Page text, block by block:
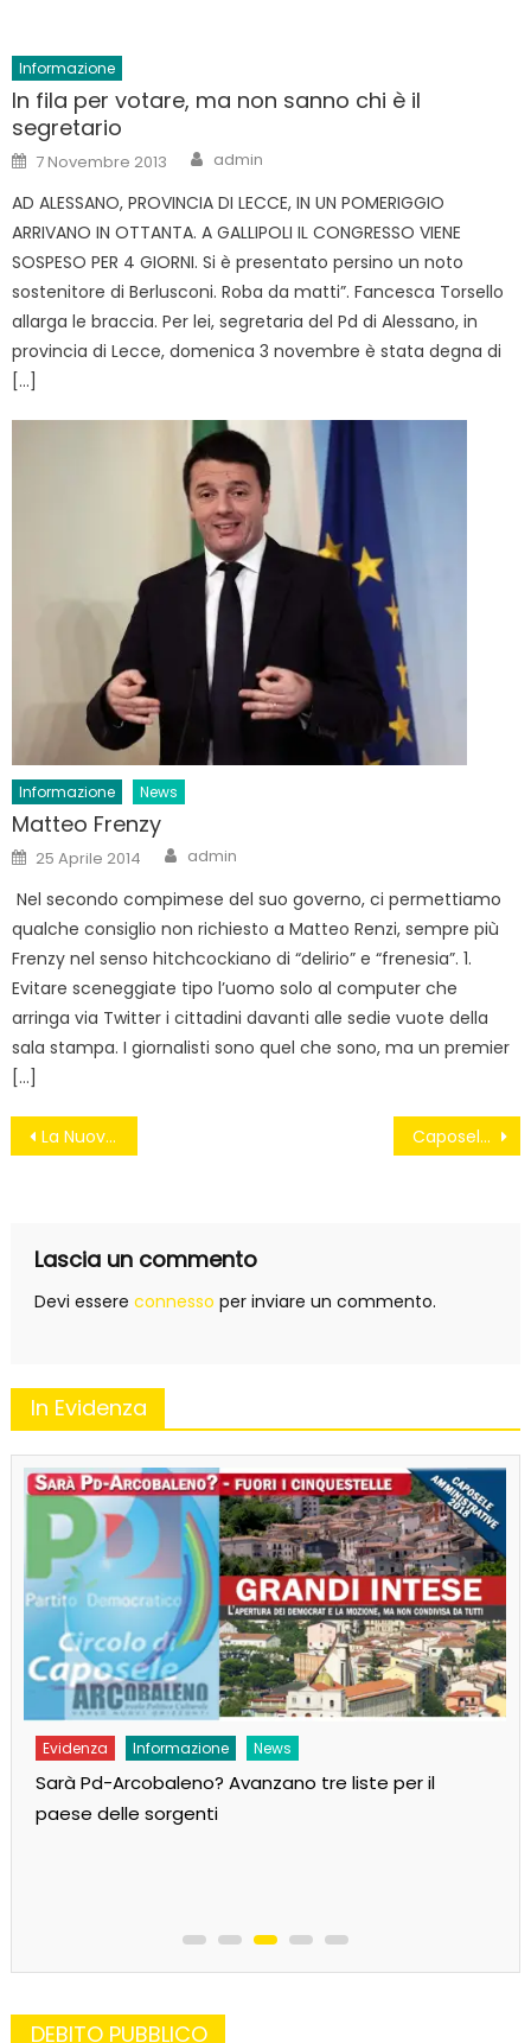
Informazione
In fila per votare, ma non sanno chi è il
segretario
Posted
on
7 Novembre 2013 Author
admin
AD ALESSANO, PROVINCIA DI LECCE, IN UN POMERIGGIO
ARRIVANO IN OTTANTA. A GALLIPOLI IL CONGRESSO VIENE
SOSPESO PER 4 GIORNI. Si è presentato persino un noto
sostenitore di Berlusconi. Roba da matti”. Fancesca Torsello
allarga le braccia. Per lei, segretaria del Pd di Alessano, in
provincia di Lecce, domenica 3 novembre è stata degna di
[…]
Informazione News
Matteo Frenzy
Posted
on
25 Aprile 2014 Author
admin
Nel secondo compimese del suo governo, ci permettiamo
qualche consiglio non richiesto a Matteo Renzi, sempre più
Frenzy nel senso hitchcockiano di “delirio” e “frenesia”. 1.
Evitare sceneggiate tipo l’uomo solo al computer che
arringa via Twitter i cittadini davanti alle sedie vuote della
sala stampa. I giornalisti sono quel che sono, ma un premier
[…]
Navigazione
La Nuova Camorra Organizzata Caposele-“Sorgenti Sanità, carente lo studio di impatto ambientale”
Lascia un commento
Devi essere connesso per inviare un commento.
In Evidenza
Evidenza Informazione News
Sarà Pd-Arcobaleno? Avanzano tre liste per il
paese delle sorgenti
DEBITO PUBBLICO